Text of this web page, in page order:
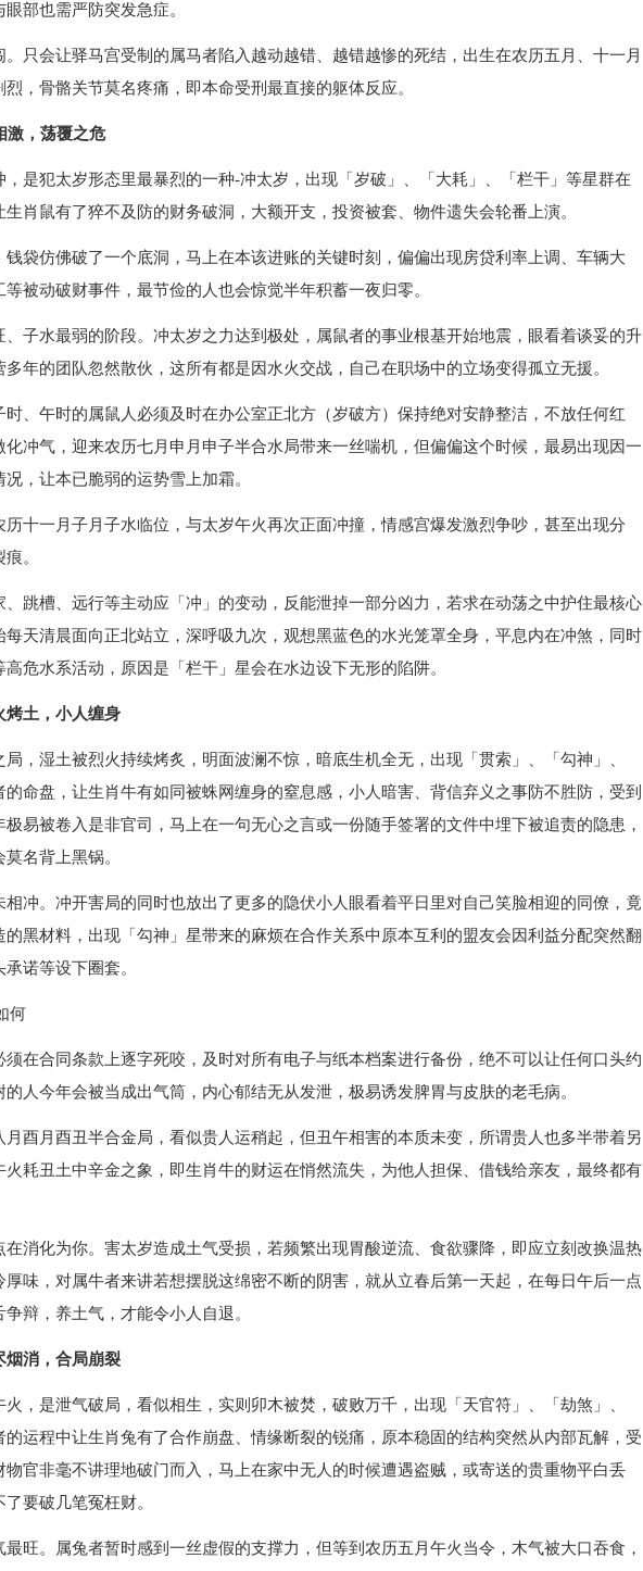
部也需严防突发急症。
只会让驿马宫受制的属马者陷入越动越错、越错越惨的死结，出生在农历五月、十一月
，骨骼关节莫名疼痛，即本命受刑最直接的躯体反应。
激，荡覆之危
是犯太岁形态里最暴烈的一种-冲太岁，出现「岁破」、「大耗」、「栏干」等星群在
肖鼠有了猝不及防的财务破洞，大额开支，投资被套、物件遗失会轮番上演。
钱袋仿佛破了一个底洞，马上在本该进账的关键时刻，偏偏出现房贷利率上调、车辆大
被动破财事件，最节俭的人也会惊觉半年积蓄一夜归零。
、子水最弱的阶段。冲太岁之力达到极处，属鼠者的事业根基开始地震，眼看着谈妥的升
年的团队忽然散伙，这所有都是因水火交战，自己在职场中的立场变得孤立无援。
、午时的属鼠人必须及时在办公室正北方（岁破方）保持绝对安静整洁，不放任何红
冲气，迎来农历七月申月申子半合水局带来一丝喘机，但偏偏这个时候，最易出现因一
，让本已脆弱的运势雪上加霜。
十一月子月子水临位，与太岁午火再次正面冲撞，情感宫爆发激烈争吵，甚至出现分
。
、跳槽、远行等主动应「冲」的变动，反能泄掉一部分凶力，若求在动荡之中护住最核心
每天清晨面向正北站立，深呼吸九次，观想黑蓝色的水光笼罩全身，平息内在冲煞，同时
危水系活动，原因是「栏干」星会在水边设下无形的陷阱。
烤土，小人缠身
局，湿土被烈火持续烤炙，明面波澜不惊，暗底生机全无，出现「贯索」、「勾神」、
的命盘，让生肖牛有如同被蛛网缠身的窒息感，小人暗害、背信弃义之事防不胜防，受到
极易被卷入是非官司，马上在一句无心之言或一份随手签署的文件中埋下被追责的隐患，
名背上黑锅。
冲。冲开害局的同时也放出了更多的隐伏小人眼看着平日里对自己笑脸相迎的同僚，竟
黑材料，出现「勾神」星带来的麻烦在合作关系中原本互利的盟友会因利益分配突然翻
诺等设下圈套。
须在合同条款上逐字死咬，及时对所有电子与纸本档案进行备份，绝不可以让任何口头约
人今年会被当成出气筒，内心郁结无从发泄，极易诱发脾胃与皮肤的老毛病。
酉月酉丑半合金局，看似贵人运稍起，但丑午相害的本质未变，所谓贵人也多半带着另
火耗丑土中辛金之象，即生肖牛的财运在悄然流失，为他人担保、借钱给亲友，最终都有
在消化为你。害太岁造成土气受损，若频繁出现胃酸逆流、食欲骤降，即应立刻改换温热
味，对属牛者来讲若想摆脱这绵密不断的阴害，就从立春后第一天起，在每日午后一点
辩，养土气，才能令小人自退。
烟消，合局崩裂
，是泄气破局，看似相生，实则卯木被焚，破败万千，出现「天官符」、「劫煞」、
的运程中让生肖兔有了合作崩盘、情缘断裂的锐痛，原本稳固的结构突然从内部瓦解，受
物官非毫不讲理地破门而入，马上在家中无人的时候遭遇盗贼，或寄送的贵重物平白丢
要破几笔冤枉财。
旺。属兔者暂时感到一丝虚假的支撑力，但等到农历五月午火当令，木气被大口吞食，